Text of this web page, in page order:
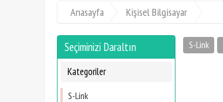
Anasayfa Kişisel Bilgisayar
Seçiminizi Daraltın
Kategoriler
S-Link
S-Link